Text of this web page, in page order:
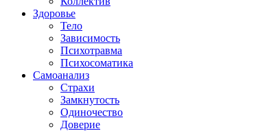
Здоровье
Тело
Зависимость
Психотравма
Психосоматика
Самоанализ
Страхи
Замкнутость
Одиночество
Доверие